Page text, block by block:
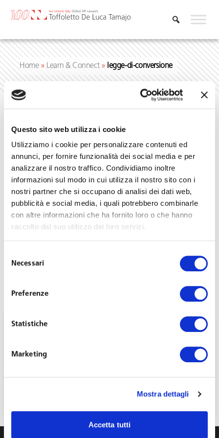
Questo sito web utilizza i cookie
Utilizziamo i cookie per personalizzare contenuti ed
annunci, per fornire funzionalità dei social media e per
analizzare il nostro traffico. Condividiamo inoltre
informazioni sul modo in cui utilizza il nostro sito con i
nostri partner che si occupano di analisi dei dati web,
pubblicità e social media, i quali potrebbero combinarle
con altre informazioni che ha fornito loro o che hanno
raccolto dal suo utilizzo dei loro servizi.
delNecessari
Preferenze
Statistiche
Marketing
Mostra dettagli
Accetta tutti
Home» Learn & Connect» legge-di-conversione
legge-di-
conversione